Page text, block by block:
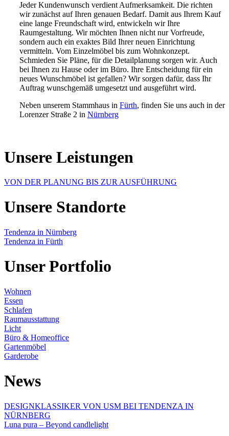
Jeder Kundenwunsch verdient Aufmerksamkeit. Die richten
wir zunächst auf Ihren genauen Bedarf. Damit aus Ihrem Kauf
eine lange Freundschaft wird, entwickeln wir Ihre
Raumgestaltung. Wir möchten Ihnen nicht nur Vorfreude,
sondern auch ein exaktes Bild Ihrer neuen Einrichtung
vermitteln. Vom Einzelmöbel bis zum Wohnkonzept.
Schmieden Sie Pläne, für die Detailplanung sorgen wir. Auch
bei Ihnen zu Hause oder im Büro. Ihre Entscheidung für ein
neues Wunschmöbel ist gefallen? Wir sorgen dafür, dass Ihr
Auftrag wunschgemäß umgesetzt und ausgeführt wird.
Neben unserem Stammhaus in Fürth, finden Sie uns auch in der
Lorenzer Straße 2 in Nürnberg
Unsere Leistungen
VON DER PLANUNG BIS ZUR AUSFÜHRUNG
Unsere Standorte
Tendenza in Nürnberg
Tendenza in Fürth
Unser Portfolio
Wohnen
Essen
Schlafen
Raumausstattung
Licht
Büro & Homeoffice
Gartenmöbel
Garderobe
News
DESIGNKLASSIKER VON USM BEI TENDENZA IN
NÜRNBERG
Luna pura – Beyond candlelight